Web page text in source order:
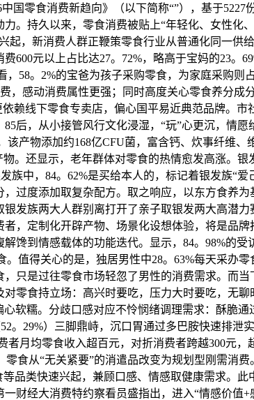
零食消费新趋向》（以下简称“”），基于
。持久以来，零食消费被贴上“年轻化、女性化
，新消费人群正鞭策零食行业从普通化同一供
元以上占比达27。72%，略高于宝妈的23。
58。2%的宝爸为孩子采购零食，为家庭采购则
，感动消费属性更强；同时高度关心零食养分成
赖线下零食专卖店，偏心国平易近典范品牌。
后，从小接管风行文化浸湿，“玩”心更沉，情
产物添加约168亿CFU菌，富含钙、炊事纤维
。还显示，老年群体对零食的热情愈发高涨。
族中，84。62%是买给本人的，标记着银发族“
过度添加取复杂配方。取之响应，以东方食养
发族两大人群别离打开了亲子取银发两大高潜
，定制化开辟产物、场景化设想体验，将是品
馋到情感载体的功能迭代。显示，84。98%的
值得关心的是，独居男性中28。63%每天采办
只是过往零食市场轻忽了男性的消费需求。而
零食持立场：高兴时要吃，压力大时要吃，无聊
软糯。分歧口感对应不怜悯绪调理需求：酥脆
。29%）三脚鼎峙，沉口胃通过多巴胺快速排
月均零食收入超百元，对折消费者跨越300元
食从“无关紧要”的消遣品改变为规划型刚需消
品类快速兴起，兼顾口感、情感取健康需求。
经大消费特约察看员盛指出，进入“情感价值+